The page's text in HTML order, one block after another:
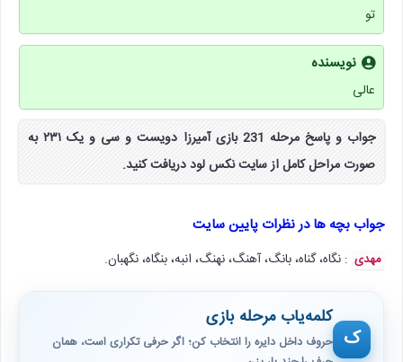
تو
نویسنده
عالی
جواب و پاسخ مرحله 231 بازی آمیرزا دویست و سی و یک ۲۳۱ به
صورت مراحل کامل از سایت نکس لود دریافت کنید.
جواب بچه ها در نظرات پایین سایت
مهدی : نگاه، گناه، بانگ، آهنگ، نهنگ، انبه، بنگاه، نگهبان.
ک
کلمه‌یاب مرحله بازی
حروف داخل دایره را انتخاب کن؛ اگر حرفی تکراری است، همان